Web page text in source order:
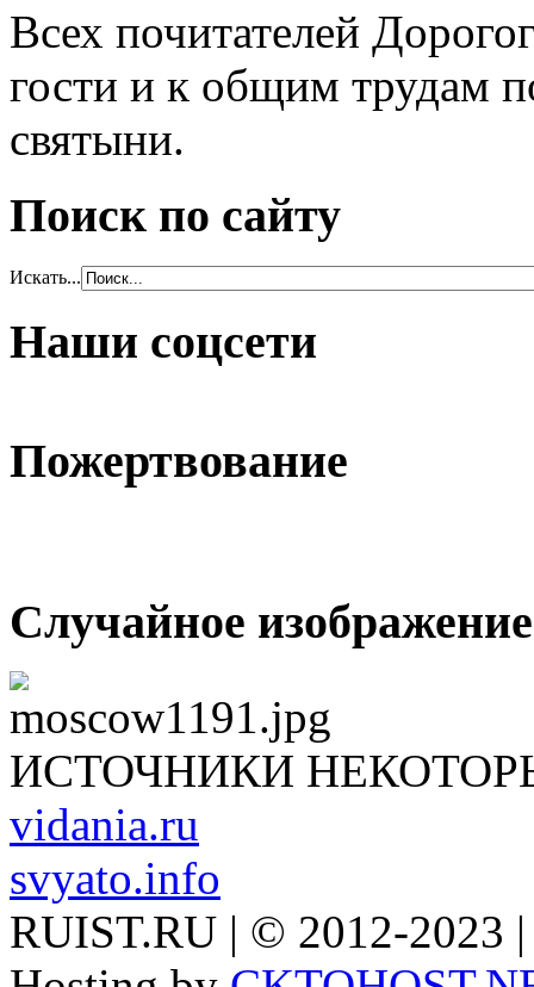
Всех почитателей
гости и к общим трудам
святыни.
Поиск по сайту
Искать...
Наши соцсети
Пожертвование
Случайное изображение
ИСТОЧНИКИ
vidania.ru
svyato.info
RUIST.RU | © 2012-2023